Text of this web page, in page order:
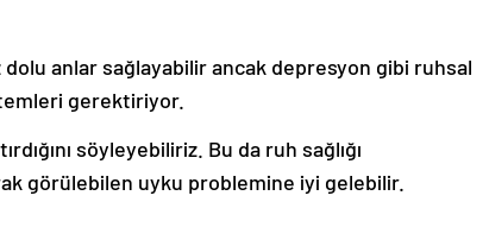
anlar sağlayabilir ancak depresyon gibi ruhsal
gerektiriyor.
söyleyebiliriz. Bu da ruh sağlığı
görülebilen uyku problemine iyi gelebilir.